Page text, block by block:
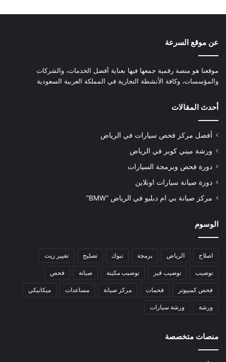
عن موقع السرعة
موقعنا هو منصة رقمية جمعها فيها بعناية أفضل الخدمات، والشركات
والمؤسسات، وكافة الأنشطة التجارية في المملكة العربية السعودية
أحدث المقالات
أفضل مركز فحص سيارات في الرياض
ورشة ميني كوبر في الرياض
دورة فحص وبرمجة السيارات
دورة صيانة سيارات اونلاين
مركز صيانة بي ام دبليو في الرياض “BMW”
الوسوم
اصلاح الرياض برمجة تبوك تصليح تغيير زيت
توضيب توضيب قير توضيب مكينة صيانة فحص
فحص كمبيوتر فحمات مركز صيانة مساعدات ميكانيكي
ورشة ورشة سيارات
منصات متخصصة